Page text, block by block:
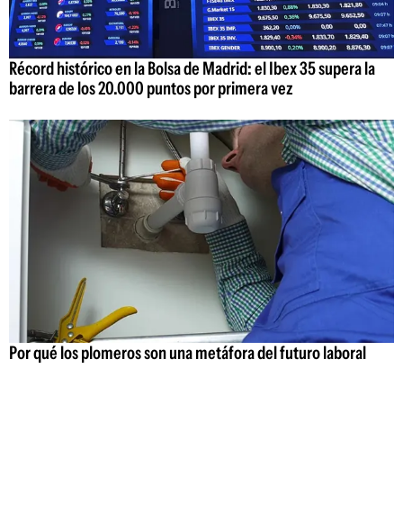
Récord histórico en la Bolsa de Madrid: el Ibex 35 supera la
barrera de los 20.000 puntos por primera vez
Por qué los plomeros son una metáfora del futuro laboral